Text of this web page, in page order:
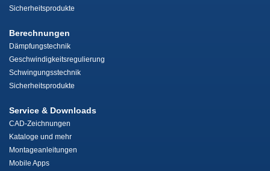
Sicherheitsprodukte
Berechnungen
Dämpfungstechnik
Geschwindigkeitsregulierung
Schwingungsstechnik
Sicherheitsprodukte
Service & Downloads
CAD-Zeichnungen
Kataloge und mehr
Montageanleitungen
Mobile Apps